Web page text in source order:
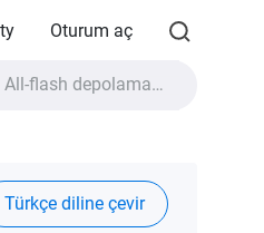
Oturum aç
All-flash depolama nedir?
TVS-AIh1688ATX ürün özellikleri?
Türkçe diline çevir